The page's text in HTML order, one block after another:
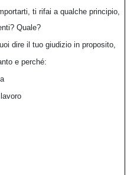
ti rifai a qualche principio,
Quale?
dire il tuo giudizio in proposito,
e perché: